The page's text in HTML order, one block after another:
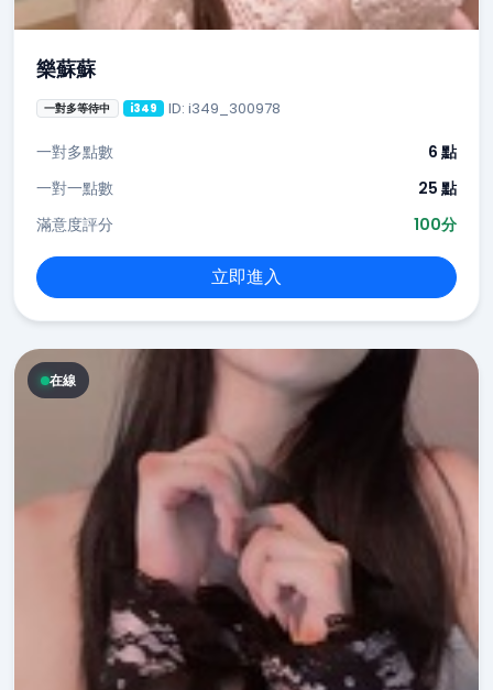
樂蘇蘇
一對多等待中 i349 ID: i349_300978
一對多點數
6 點
一對一點數
25 點
滿意度評分
100分
立即進入
在線